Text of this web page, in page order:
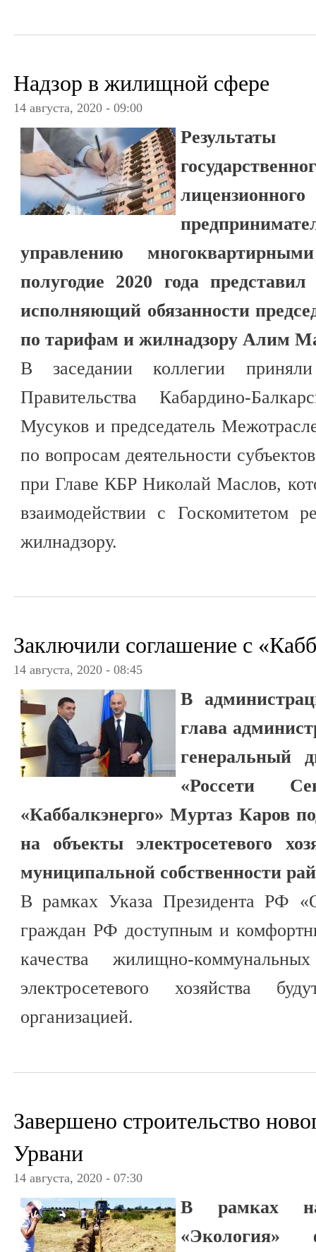
Надзор в жилищной сфере
14 августа, 2020 - 09:00
управлению
полугодие 2020 года
исполняющий обязанности
по тарифам и жилнадзору Алим
В заседании коллегии приняли
Правительства Кабардино-
Мусуков и председатель
по вопросам деятельности
при Главе КБР Николай Маслов,
взаимодействии с Госкомитетом
жилнадзору.
Заключили соглашение с
14 августа, 2020 - 08:45
В
глава
генеральный
«Россети
«Каббалкэнерго» Муртаз Каров
на объекты электросетевого
муниципальной собственности
В рамках Указа Президента РФ
граждан РФ доступным и
качества жилищно-
электросетевого хозяйства
организацией.
Завершено строительство
Урвани
14 августа, 2020 - 07:30
В рамках
«Экология»